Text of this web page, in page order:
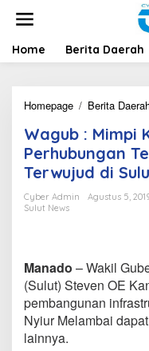
t
Home Berita Daerah
Homepage / Berita
Wagub : Mimpi
Perhubungan
Terwujud di
Cyber Admin
Agustus 5,
Sulut News
Manado – Wakil
(Sulut) Steven OE
pembangunan
Nyiur Melambai
lainnya.